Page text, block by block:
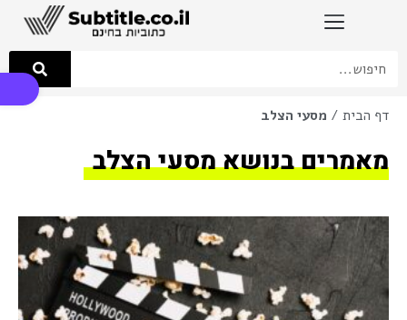
פתח דף הבית / מסעי הצלב
מאמרים בנושא מסעי הצלב